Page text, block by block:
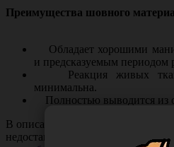
Преимущества шовного
Обладает хорошими
и предсказуемым периодом
Реакция живых
минимальна.
Полностью выводится из
В описании товара могут иметь
недостающая информация. Если